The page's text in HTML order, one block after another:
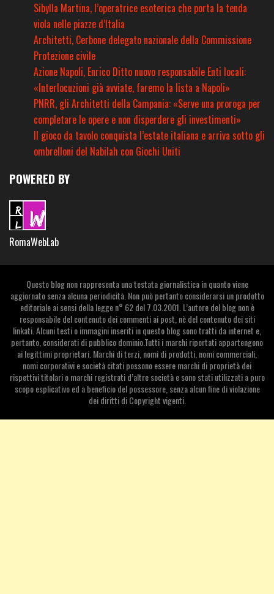
Sibylla Martina, l’operatrice esoterica che porta la tenda
viola nelle piazze d’Italia
Architetti, Cerbone delegato nazionale della Commissione
Protezione civile
Azione Napoli, Enrico Ditto nuovo responsabile Enti locali:
«Interlocuzioni già avviate, faremo la lista a Napoli»
PNRR, gli Architetti della Campania: «Serve una proroga per
completare le opere e non disperdere gli investimenti»
Il gioco da tavolo conquista l’estate italiana e arriva sotto gli
ombrelloni del Nabilah con Giochi Uniti
POWERED BY
RomaWebLab
Questo blog non rappresenta una testata giornalistica in quanto viene
aggiornato senza alcuna periodicità. Non può pertanto considerarsi un prodotto
editoriale ai sensi della legge n° 62 del 7.03.2001. L’autore del blog non è
responsabile del contenuto dei commenti ai post, nè del contenuto dei siti
linkati. Alcuni testi o immagini inseriti in questo blog sono tratti da internet e,
pertanto, considerati di pubblico dominio.Tutti i marchi riportati appartengono
ai legittimi proprietari. Marchi di terzi, nomi di prodotti, nomi commerciali,
nomi corporativi e società citati possono essere marchi di proprietà dei
rispettivi titolari o marchi registrati d’altre società e sono stati utilizzati a puro
scopo esplicativo ed a beneficio del possessore, senza alcun fine di violazione
dei diritti di Copyright vigenti.